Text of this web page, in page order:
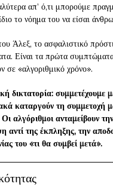
απ’ ό,τι μπορούμε
το νόημα του να είσαι
Άλεξ, το ασφαλιστικό
Είναι τα πρώτα
σε «αλγοριθμικό χρόνο».
δικτατορία: συμμετέχουμε
καταργούν τη συμμετοχή
αλγόριθμοι ανταμείβουν
αντί της έκπληξης, την
του «τι θα συμβεί μετά».